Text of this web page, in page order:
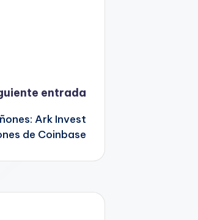
entrada
Ark Invest
de Coinbase